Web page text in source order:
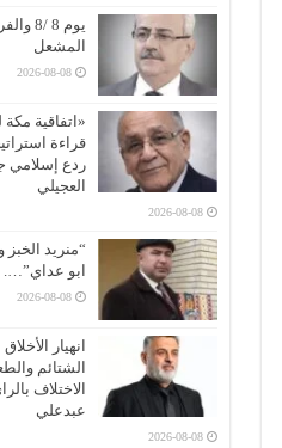
يوم 8
المشعل
2026-08-08
«اتفاقية
قراءة
ردع إسلامي
العجيلي
2026-08-08
“منريد
ابو
2026-08-08
انهيار
الشتائم
الاختلاف
عبدعلي
2026-08-08